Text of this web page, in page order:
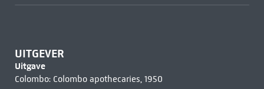
UITGEVER
Uitgave
Colombo: Colombo apothecaries, 1950